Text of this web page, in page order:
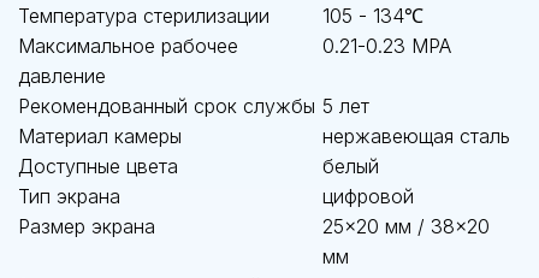
Температура стерилизации
105 - 134℃
Максимальное рабочее
давление
0.21-0.23 MPA
Рекомендованный срок службы 5 лет
Материал камеры
нержавеющая сталь
Доступные цвета
белый
Тип экрана
цифровой
Размер экрана
25×20 мм / 38×20
мм